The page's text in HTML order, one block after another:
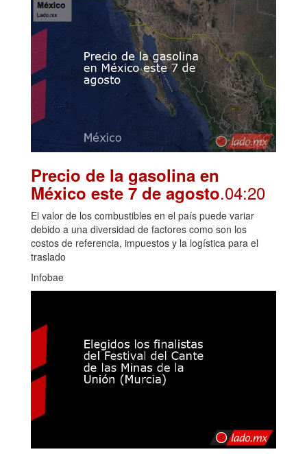
Precio de la gasolina en
México este 7 de agosto.04:20
El valor de los combustibles en el país puede variar
debido a una diversidad de factores como son los
costos de referencia, impuestos y la logística para el
traslado
Infobae